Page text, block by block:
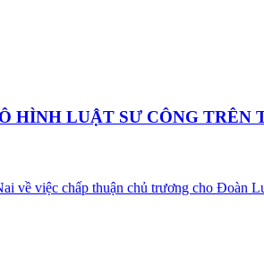
HÌNH LUẬT SƯ CÔNG
việc chấp thuận chủ trương cho Đoàn